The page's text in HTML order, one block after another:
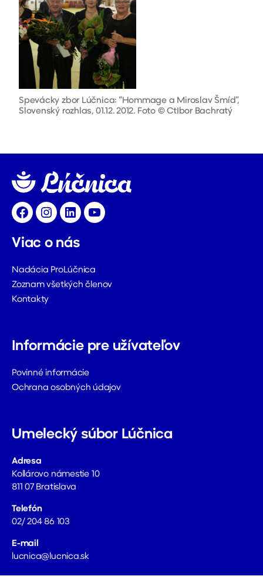
Spevácky zbor Lúčnica: “Hommage a Miroslav Šmíd”,
Slovenský rozhlas, 01.12. 2012. Foto © CtIbor Bachratý
FacebookInstagramLinkedInYouTube
Viac o nás
Nadácia ProLúčnica
Zoznam všetkých členov
Kontakty
Informácie pre užívateľov
Povinné informácie
Ochrana osobných údajov
Umelecký súbor Lúčnica
Adresa
Kollárovo námestie 10
811 07 Bratislava
Telefón
02/ 204 86 103
E-mail
lucnica@lucnica.sk